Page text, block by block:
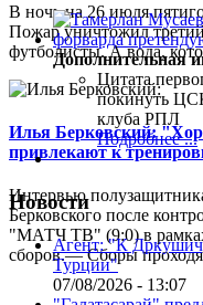
В ночь на 26 июля
Пожар уничтожил
футболисты. А вода,
Илья Берковский:
привлекают к
Интервью
Берковского после
"МАТЧ ТВ" (9:0) в
сборов.— Сборы
Дополнительная
Цитата
покинуть
клуба РПЛ
Подробнее ...
Новости
Агент: "К
Турции"
07/08/2026 - 13:07